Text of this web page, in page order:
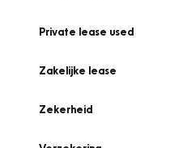
Private lease used
Zakelijke lease
Zekerheid